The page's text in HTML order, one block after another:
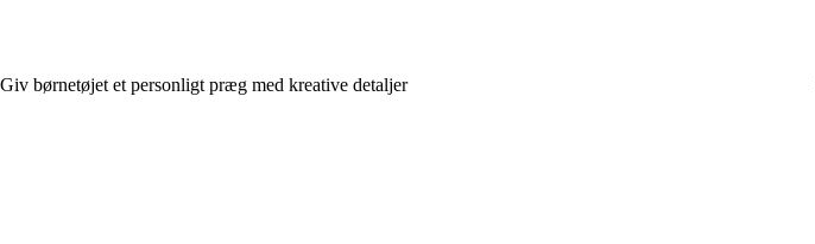
Giv børnetøjet et personligt præg med kreative detaljer